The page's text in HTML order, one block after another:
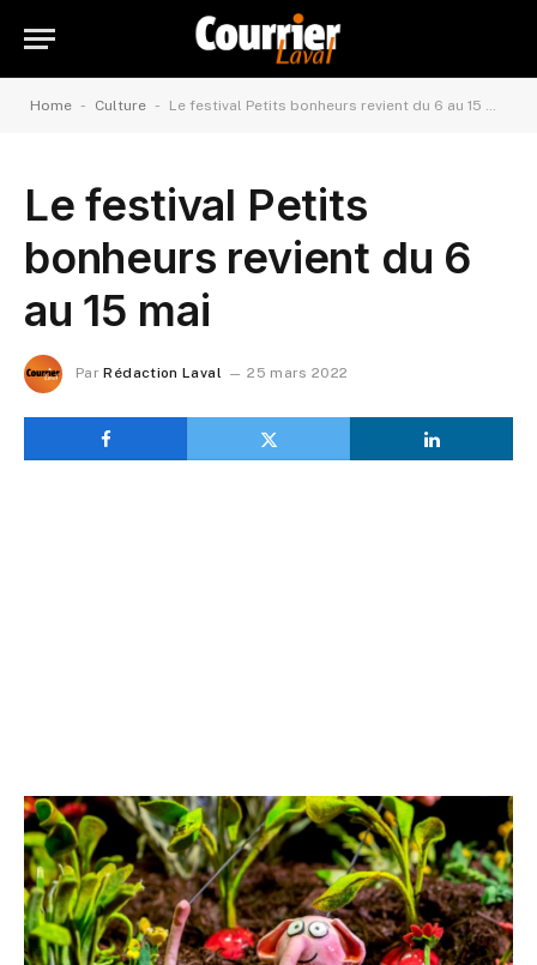
Home - Culture - Le festival Petits bonheurs revient du 6 au 15 mai
Le festival Petits
bonheurs revient du 6
au 15 mai
Par Rédaction Laval 25 mars 2022